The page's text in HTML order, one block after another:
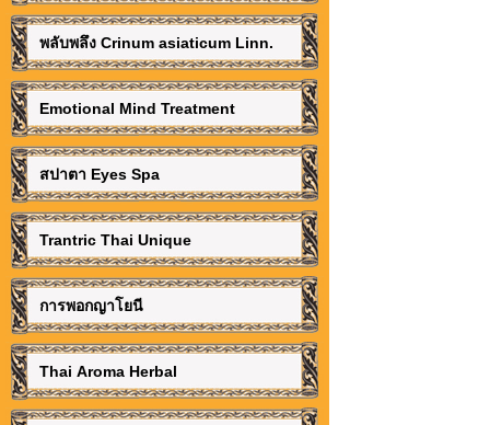
พลับพลึง Crinum asiaticum Linn.
Emotional Mind Treatment
สปาตา Eyes Spa
Trantric Thai Unique
การพอกญาโยนี
Thai Aroma Herbal